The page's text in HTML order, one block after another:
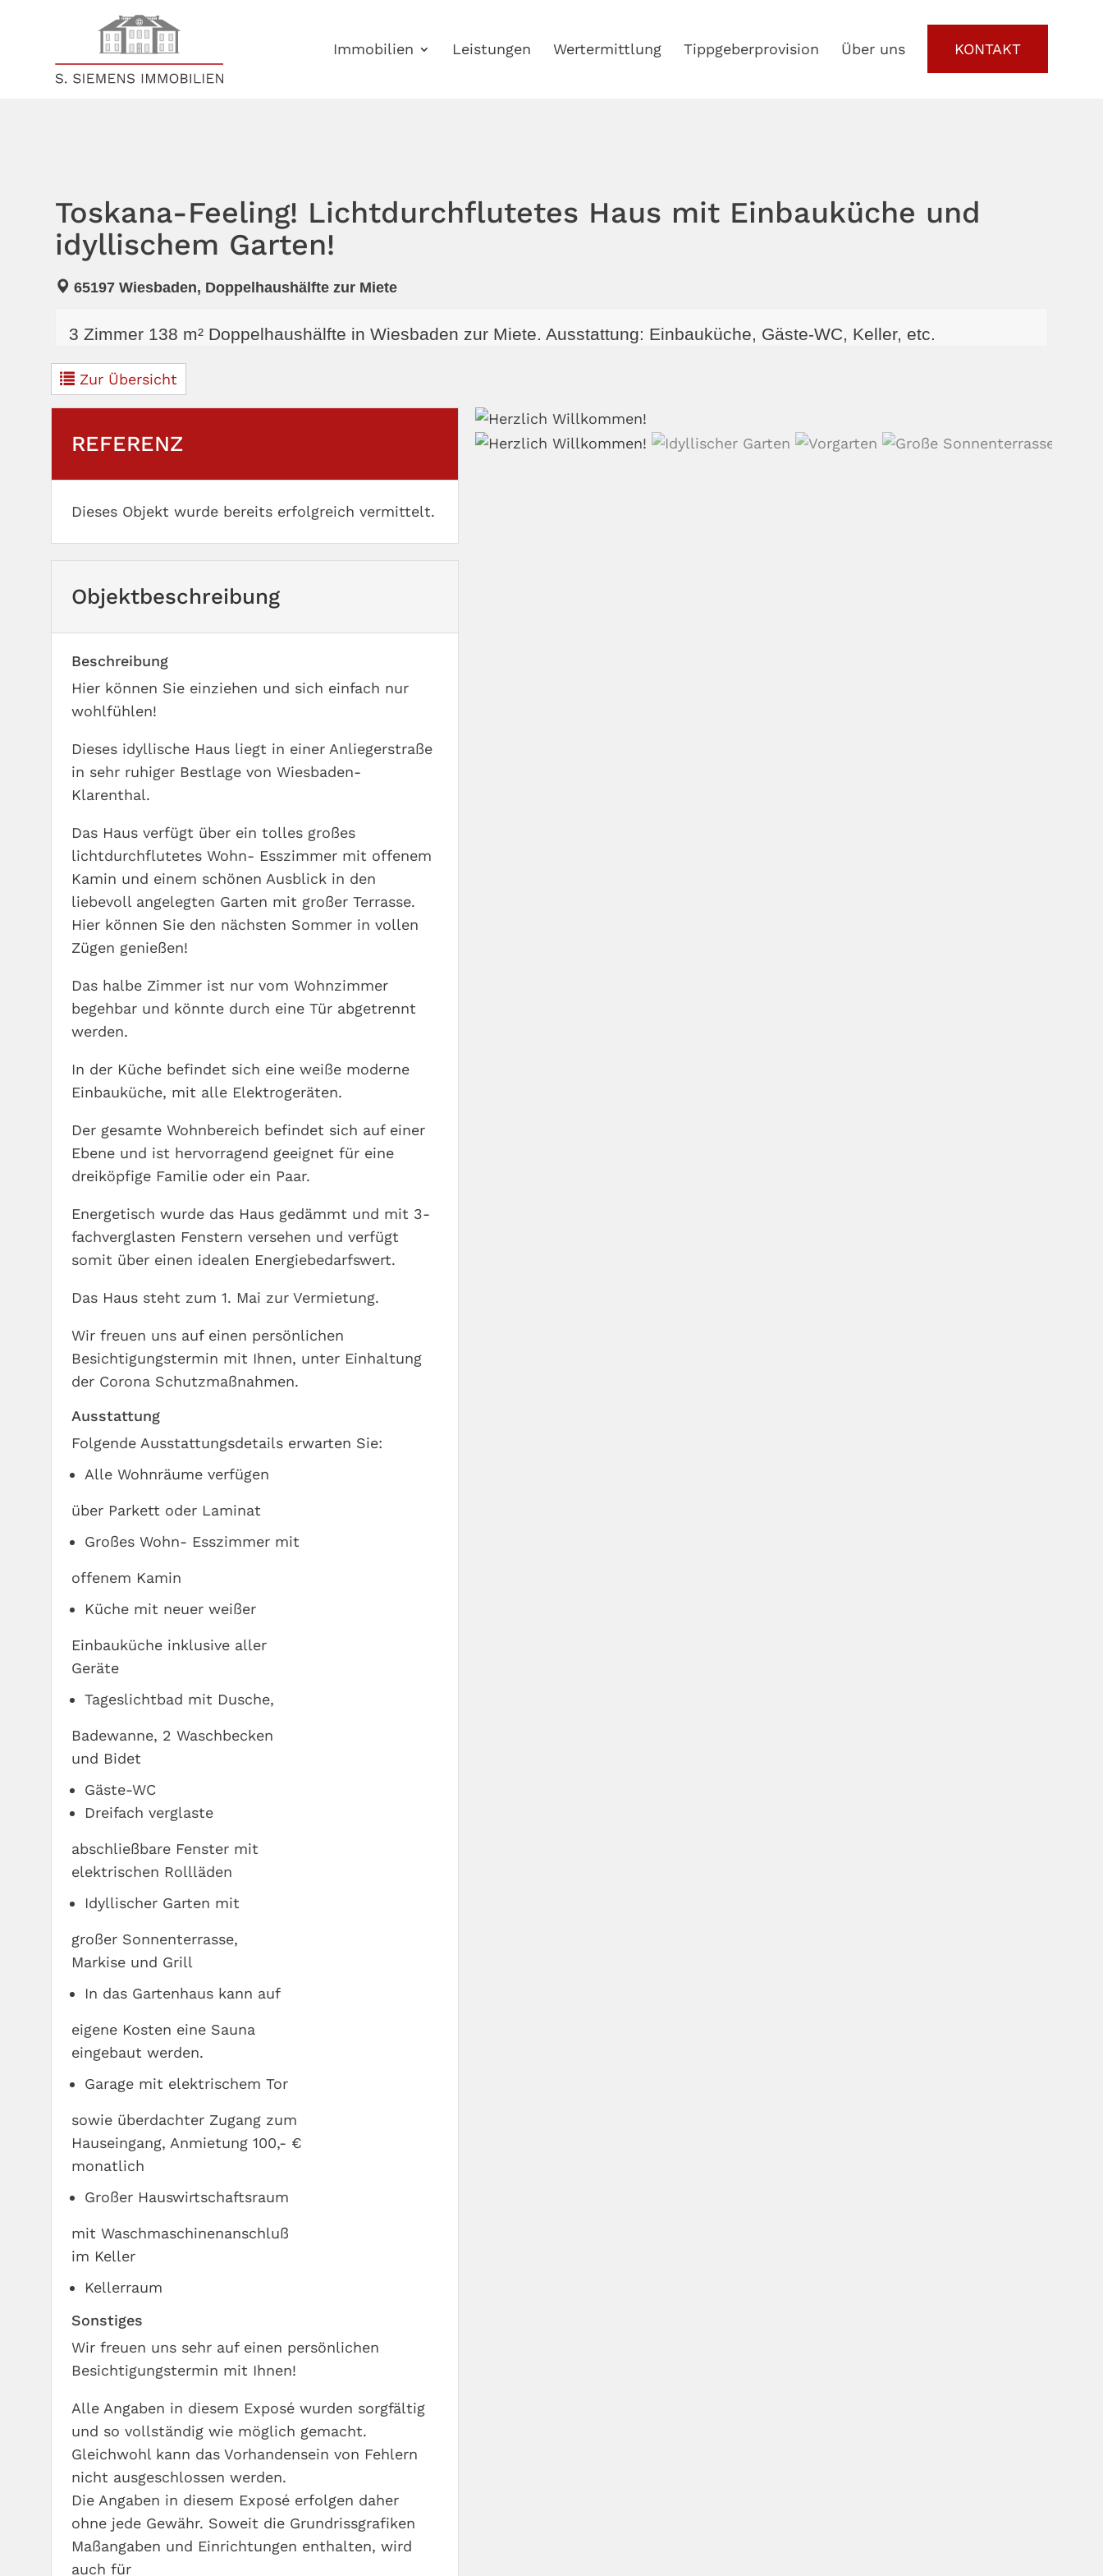
Immobilien Leistungen Wertermittlung Tippgeberprovision Über uns KONTAKT
Toskana-Feeling! Lichtdurchflutetes Haus mit Einbauküche und
idyllischem Garten!
65197 Wiesbaden, Doppelhaushälfte zur Miete
3 Zimmer 138 m² Doppelhaushälfte in Wiesbaden zur Miete. Ausstattung: Einbauküche, Gäste-WC, Keller, etc.
Zur Übersicht
REFERENZ
Dieses Objekt wurde bereits erfolgreich vermittelt.
Objekt­beschreibung
Beschreibung
Hier können Sie einziehen und sich einfach nur
wohlfühlen!
Dieses idyllische Haus liegt in einer Anliegerstraße
in sehr ruhiger Bestlage von Wiesbaden-
Klarenthal.
Das Haus verfügt über ein tolles großes
lichtdurchflutetes Wohn- Esszimmer mit offenem
Kamin und einem schönen Ausblick in den
liebevoll angelegten Garten mit großer Terrasse.
Hier können Sie den nächsten Sommer in vollen
Zügen genießen!
Das halbe Zimmer ist nur vom Wohnzimmer
begehbar und könnte durch eine Tür abgetrennt
werden.
In der Küche befindet sich eine weiße moderne
Einbauküche, mit alle Elektrogeräten.
Der gesamte Wohnbereich befindet sich auf einer
Ebene und ist hervorragend geeignet für eine
dreiköpfige Familie oder ein Paar.
Energetisch wurde das Haus gedämmt und mit 3-
fachverglasten Fenstern versehen und verfügt
somit über einen idealen Energiebedarfswert.
Das Haus steht zum 1. Mai zur Vermietung.
Wir freuen uns auf einen persönlichen
Besichtigungstermin mit Ihnen, unter Einhaltung
der Corona Schutzmaßnahmen.
Ausstattung
Folgende Ausstattungsdetails erwarten Sie:
Alle Wohnräume verfügen
über Parkett oder Laminat
Großes Wohn- Esszimmer mit
offenem Kamin
Küche mit neuer weißer
Einbauküche inklusive aller
Geräte
Tageslichtbad mit Dusche,
Badewanne, 2 Waschbecken
und Bidet
Gäste-WC
Dreifach verglaste
abschließbare Fenster mit
elektrischen Rollläden
Idyllischer Garten mit
großer Sonnenterrasse,
Markise und Grill
In das Gartenhaus kann auf
eigene Kosten eine Sauna
eingebaut werden.
Garage mit elektrischem Tor
sowie überdachter Zugang zum
Hauseingang, Anmietung 100,- €
monatlich
Großer Hauswirtschaftsraum
mit Waschmaschinenanschluß
im Keller
Kellerraum
Sonstiges
Wir freuen uns sehr auf einen persönlichen
Besichtigungstermin mit Ihnen!
Alle Angaben in diesem Exposé wurden sorgfältig
und so vollständig wie möglich gemacht.
Gleichwohl kann das Vorhandensein von Fehlern
nicht ausgeschlossen werden.
Die Angaben in diesem Exposé erfolgen daher
ohne jede Gewähr. Soweit die Grundrissgrafiken
Maßangaben und Einrichtungen enthalten, wird
auch für